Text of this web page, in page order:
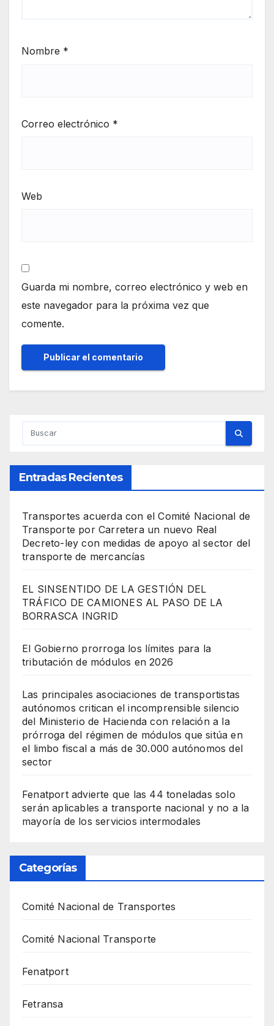
Nombre *
Correo electrónico *
Web
Guarda mi nombre, correo electrónico y web en
este navegador para la próxima vez que
comente.
Entradas Recientes
Transportes acuerda con el Comité Nacional de
Transporte por Carretera un nuevo Real
Decreto-ley con medidas de apoyo al sector del
transporte de mercancías
EL SINSENTIDO DE LA GESTIÓN DEL
TRÁFICO DE CAMIONES AL PASO DE LA
BORRASCA INGRID
El Gobierno prorroga los límites para la
tributación de módulos en 2026
Las principales asociaciones de transportistas
autónomos critican el incomprensible silencio
del Ministerio de Hacienda con relación a la
prórroga del régimen de módulos que sitúa en
el limbo fiscal a más de 30.000 autónomos del
sector
Fenatport advierte que las 44 toneladas solo
serán aplicables a transporte nacional y no a la
mayoría de los servicios intermodales
Categorías
Comité Nacional de Transportes
Comité Nacional Transporte
Fenatport
Fetransa